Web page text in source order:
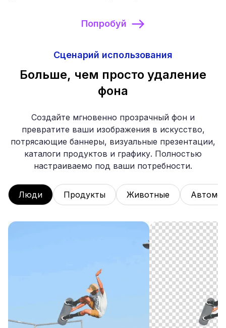
Попробуй
Сценарий использования
Больше, чем просто удаление
фона
Создайте мгновенно прозрачный фон и
превратите ваши изображения в искусство,
потрясающие баннеры, визуальные презентации,
каталоги продуктов и графику. Полностью
настраиваемо под ваши потребности.
Люди Продукты Животные